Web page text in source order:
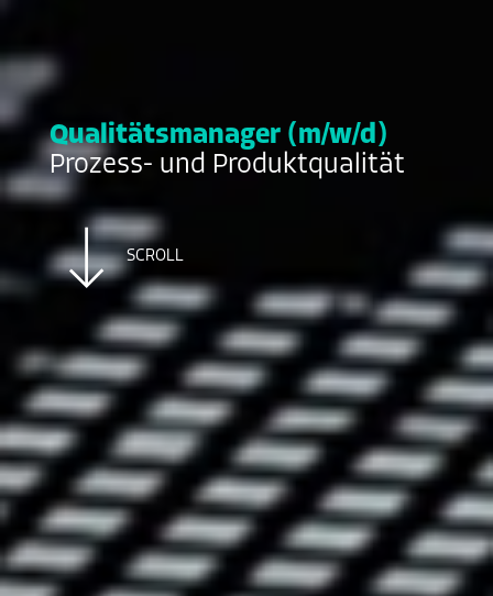
Qualitätsmanager (m/w/d)
Prozess- und Produktqualität
SCROLL